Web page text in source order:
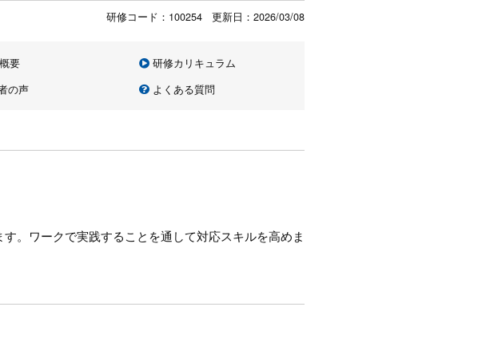
研修コード：100254 更新日： 2026/03/08
要
研修カリキュラム
の声 よくある質問
。ワークで実践することを通して対応スキルを高めま